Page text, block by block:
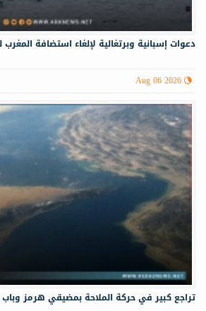
دعوات إسبانية وبرتغالية لإلغاء استضافة المغرب
Aug 06 2026
تراجع كبير في حركة الملاحة بمضيقي هرمز وباب